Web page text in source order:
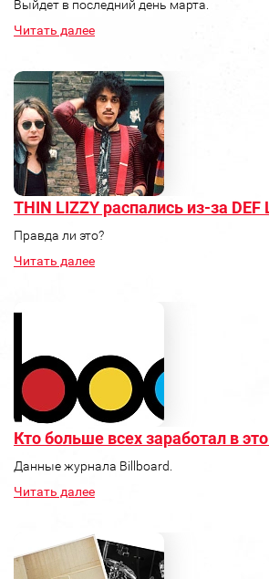
Выйдет в последний день марта.
Читать далее
THIN LIZZY распались из-за DEF
Правда ли это?
Читать далее
Кто больше всех заработал в
Данные журнала Billboard.
Читать далее